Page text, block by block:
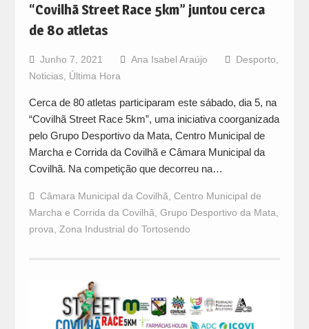
“Covilhã Street Race 5km” juntou cerca
de 80 atletas
Junho 7, 2021 Ana Isabel Araújo Desporto
Noticias, Última Hora
Cerca de 80 atletas participaram este sábado, dia 5, na
“Covilhã Street Race 5km”, uma iniciativa coorganizada
pelo Grupo Desportivo da Mata, Centro Municipal de
Marcha e Corrida da Covilhã e Câmara Municipal da
Covilhã. Na competição que decorreu na…
Câmara Municipal da Covilhã Centro Municipal de
Marcha e Corrida da Covilhã Grupo Desportivo da Mata
prova
Zona Industrial do Tortosendo